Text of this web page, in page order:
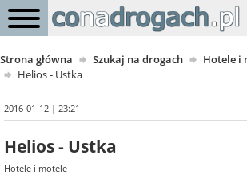
Strona główna Szukaj na drogach
Hotele i
Helios - Ustka
2016-01-12 | 23:21
Helios - Ustka
Hotele i motele